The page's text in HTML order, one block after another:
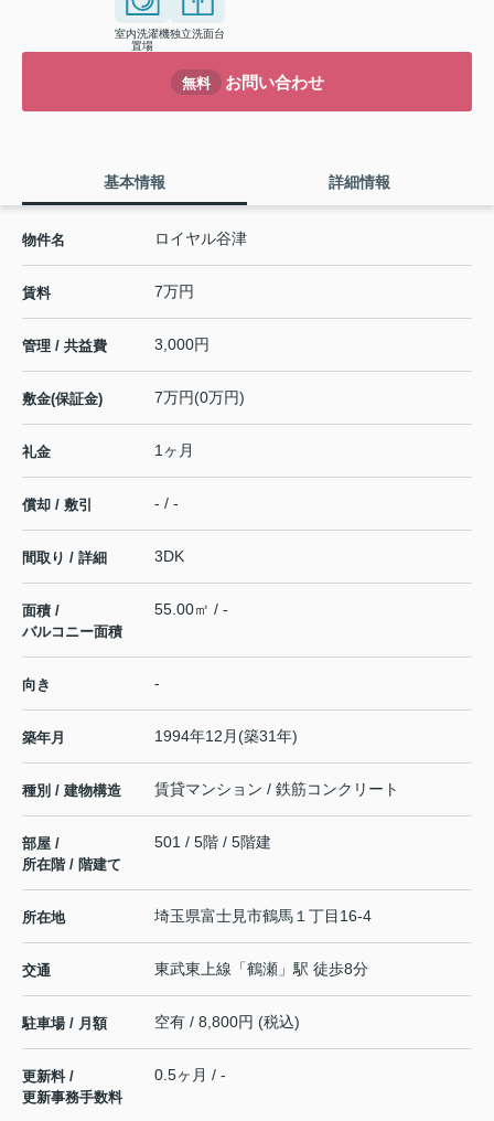
室内洗濯機
置場
独立洗面台
無料 お問い合わせ
基本情報 詳細情報
物件名 ロイヤル谷津
賃料 7万円
管理 / 共益費 3,000円
敷金(保証金) 7万円(0万円)
礼金 1ヶ月
償却 / 敷引 - / -
間取り / 詳細 3DK
面積 /
バルコニー面積
55.00㎡ / -
向き -
築年月 1994年12月(築31年)
種別 / 建物構造 賃貸マンション / 鉄筋コンクリート
部屋 /
所在階 / 階建て
501 / 5階 / 5階建
所在地 埼玉県富士見市鶴馬１丁目16-4
交通 東武東上線 「鶴瀬 」駅 徒歩8分
駐車場 / 月額 空有 / 8,800円 (税込)
更新料 /
更新事務手数料
0.5ヶ月 / -